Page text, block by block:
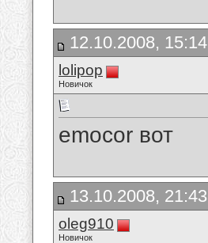
12.10.2008, 15:14
lolipop
Новичок
emocor вот
13.10.2008, 21:43
oleg910
Новичок